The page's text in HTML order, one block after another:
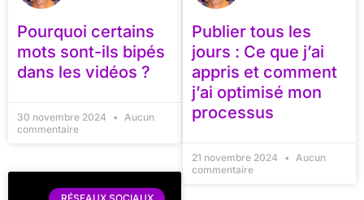
Pourquoi certains
mots sont-ils bipés
dans les vidéos ?
30 novembre 2024
Aucun
commentaire
Publier tous les
jours : Ce que j’ai
appris et comment
j’ai optimisé mon
processus
21 novembre 2024
Aucun
commentaire